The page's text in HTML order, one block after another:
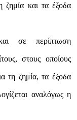
ζημία και τα έξοδα
σε περίπτωση
στους οποίους
τη ζημία, τα έξοδα
αναλόγως η